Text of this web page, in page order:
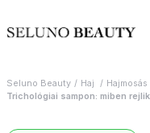
Seluno Beauty Haj
Hajmosás
Trichológiai sampon: miben